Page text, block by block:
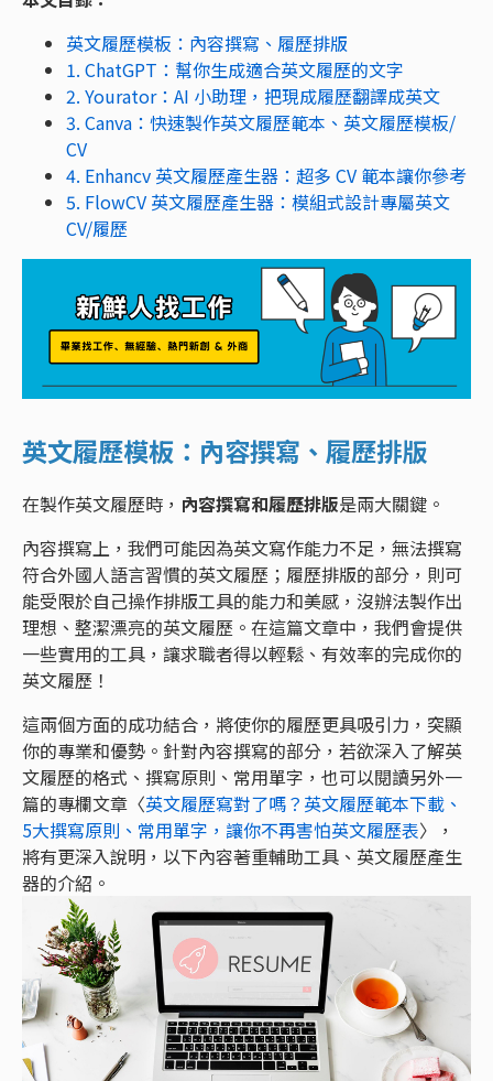
英文履歷模板：內容撰寫、履歷排版
1. ChatGPT：幫你生成適合英文履歷的文字
2. Yourator：AI 小助理，把現成履歷翻譯成英文
3. Canva：快速製作英文履歷範本、英文履歷模板/
CV
4. Enhancv 英文履歷產生器：超多 CV 範本讓你參考
5. FlowCV 英文履歷產生器：模組式設計專屬英文
CV/履歷
英文履歷模板：內容撰寫、履歷排版
在製作英文履歷時， 內容撰寫和履歷排版是兩大關鍵。
內容撰寫上，我們可能因為英文寫作能力不足，無法撰寫
符合外國人語言習慣的英文履歷；履歷排版的部分，則可
能受限於自己操作排版工具的能力和美感，沒辦法製作出
理想、整潔漂亮的英文履歷。在這篇文章中，我們會提供
一些實用的工具，讓求職者得以輕鬆、有效率的完成你的
英文履歷！
這兩個方面的成功結合，將使你的履歷更具吸引力，突顯
你的專業和優勢。針對內容撰寫的部分，若欲深入了解英
文履歷的格式、撰寫原則、常用單字，也可以閱讀另外一
篇的專欄文章〈英文履歷寫對了嗎？英文履歷範本下載、
5大撰寫原則、常用單字，讓你不再害怕英文履歷表〉，
將有更深入說明，以下內容著重輔助工具、英文履歷產生
器的介紹。